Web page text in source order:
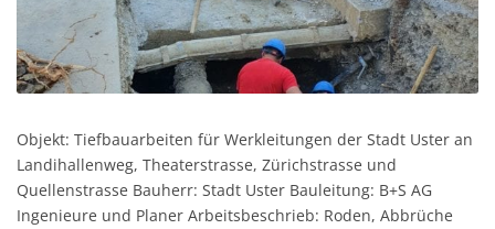
Objekt: Tiefbauarbeiten für Werkleitungen der Stadt Uster an
Landihallenweg, Theaterstrasse, Zürichstrasse und
Quellenstrasse Bauherr: Stadt Uster Bauleitung: B+S AG
Ingenieure und Planer Arbeitsbeschrieb: Roden, Abbrüche